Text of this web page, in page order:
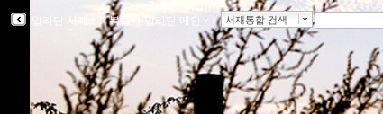
ｌ북플 알라딘 메인 ｌ 서재통합 검색